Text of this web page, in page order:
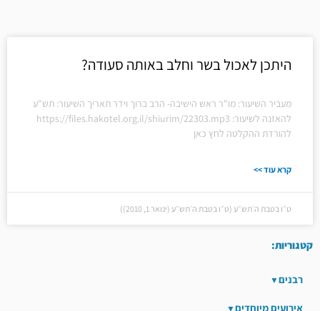
היתכן לאכול בשר וחלב באותה סעודה?
מעביר השיעור: מו"ר ראש הישיבה- הרב ברוך וידר תאריך השיעור: תש"ע
להאזנה לשיעור: https://files.hakotel.org.il/shiurim/22303.mp3
להורדת ההקלטה לחץ כאן
קרא עוד >>
ט״ו בטבת ה׳תש״ע (ט״ו בטבת ה׳תש״ע (ינואר 1, 2010))
קטגוריות:
רבנים
אירועים מיוחדים